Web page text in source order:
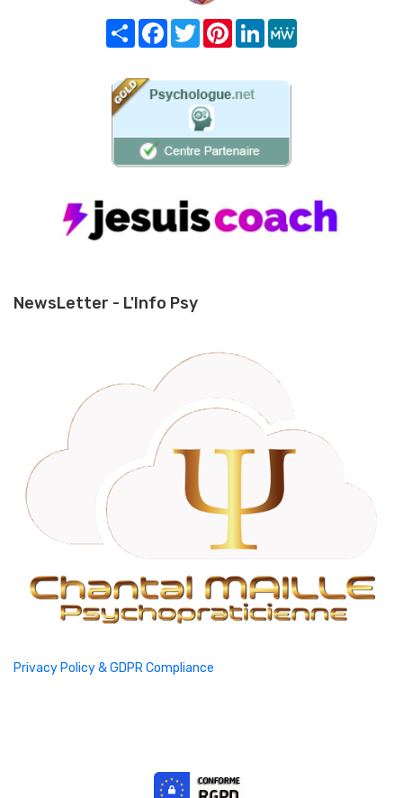
Share FacebookTwitterPinterest
LinkedIn
NewsLetter - L'Info Psy
Privacy Policy & GDPR Compliance